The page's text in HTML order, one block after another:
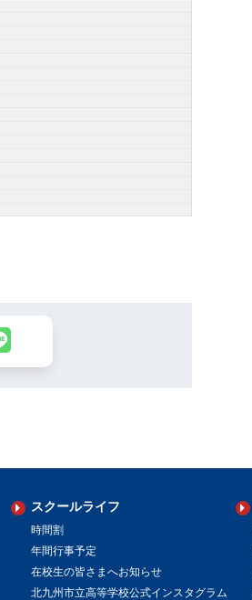
スクールライフ
時間割
年間行事予定
在校生の皆さまへお知らせ
北九州市立高等学校公式インスタグラム